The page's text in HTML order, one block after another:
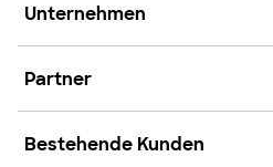
Unternehmen
Partner
Bestehende Kunden